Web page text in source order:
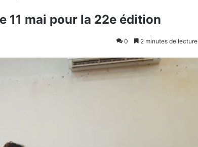
11 mai pour la 22e édition
0 2 minutes de lecture